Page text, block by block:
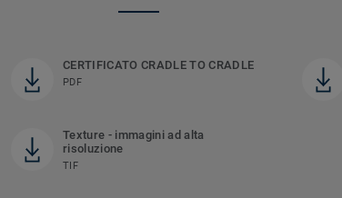
CERTIFICATO CRADLE TO CRADLE
PDF
Texture - immagini ad alta
risoluzione
TIF